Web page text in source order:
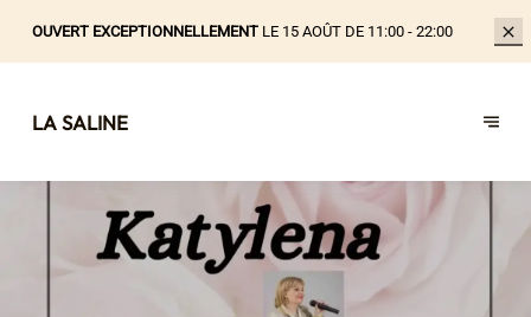
OUVERT EXCEPTIONNELLEMENTLE 15 AOÛT DE 11:00 - 22:00
LA SALINE